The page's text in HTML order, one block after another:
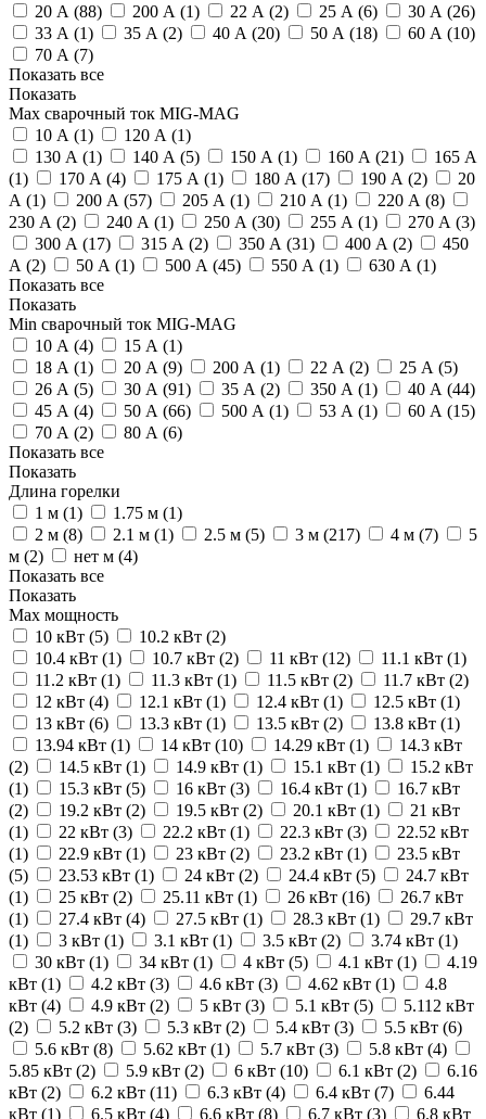
20 А (88) 200 А (1) 22 А (2) 25 А (6) 30 А (26)
33 А (1) 35 А (2) 40 А (20) 50 А (18) 60 А (10)
70 А (7)
Показать все
Показать
Max сварочный ток MIG-MAG
10 А (1) 120 А (1)
130 А (1) 140 А (5) 150 А (1) 160 А (21)
165 А
(1) 170 А (4) 175 А (1) 180 А (17) 190 А (2)
20
А (1) 200 А (57) 205 А (1) 210 А (1) 220 А (8)
230 А (2) 240 А (1) 250 А (30) 255 А (1) 270 А (3)
300 А (17) 315 А (2) 350 А (31) 400 А (2)
450
А (2) 50 А (1) 500 А (45) 550 А (1) 630 А (1)
Показать все
Показать
Min сварочный ток MIG-MAG
10 А (4) 15 А (1)
18 А (1) 20 А (9) 200 А (1) 22 А (2) 25 А (5)
26 А (5) 30 А (91) 35 А (2) 350 А (1) 40 А (44)
45 А (4) 50 А (66) 500 А (1) 53 А (1) 60 А (15)
70 А (2) 80 А (6)
Показать все
Показать
Длина горелки
1 м (1) 1.75 м (1)
2 м (8) 2.1 м (1) 2.5 м (5) 3 м (217) 4 м (7)
5
м (2) нет м (4)
Показать все
Показать
Max мощность
10 кВт (5) 10.2 кВт (2)
10.4 кВт (1) 10.7 кВт (2) 11 кВт (12) 11.1 кВт (1)
11.2 кВт (1) 11.3 кВт (1) 11.5 кВт (2) 11.7 кВт (2)
12 кВт (4) 12.1 кВт (1) 12.4 кВт (1) 12.5 кВт (1)
13 кВт (6) 13.3 кВт (1) 13.5 кВт (2) 13.8 кВт (1)
13.94 кВт (1) 14 кВт (10) 14.29 кВт (1)
14.3 кВт
(2) 14.5 кВт (1) 14.9 кВт (1) 15.1 кВт (1)
15.2 кВт
(1) 15.3 кВт (5) 16 кВт (3) 16.4 кВт (1)
16.7 кВт
(2) 19.2 кВт (2) 19.5 кВт (2) 20.1 кВт (1)
21 кВт
(1) 22 кВт (3) 22.2 кВт (1) 22.3 кВт (3)
22.52 кВт
(1) 22.9 кВт (1) 23 кВт (2) 23.2 кВт (1)
23.5 кВт
(5) 23.53 кВт (1) 24 кВт (2) 24.4 кВт (5)
24.7 кВт
(1) 25 кВт (2) 25.11 кВт (1) 26 кВт (16)
26.7 кВт
(1) 27.4 кВт (4) 27.5 кВт (1) 28.3 кВт (1)
29.7 кВт
(1) 3 кВт (1) 3.1 кВт (1) 3.5 кВт (2) 3.74 кВт (1)
30 кВт (1) 34 кВт (1) 4 кВт (5) 4.1 кВт (1)
4.19
кВт (1) 4.2 кВт (3) 4.6 кВт (3) 4.62 кВт (1)
4.8
кВт (4) 4.9 кВт (2) 5 кВт (3) 5.1 кВт (5)
5.112 кВт
(2) 5.2 кВт (3) 5.3 кВт (2) 5.4 кВт (3) 5.5 кВт (6)
5.6 кВт (8) 5.62 кВт (1) 5.7 кВт (3) 5.8 кВт (4)
5.85 кВт (2) 5.9 кВт (2) 6 кВт (10) 6.1 кВт (2)
6.16
кВт (2) 6.2 кВт (11) 6.3 кВт (4) 6.4 кВт (7)
6.44
кВт (1) 6.5 кВт (4) 6.6 кВт (8) 6.7 кВт (3) 6.8 кВт